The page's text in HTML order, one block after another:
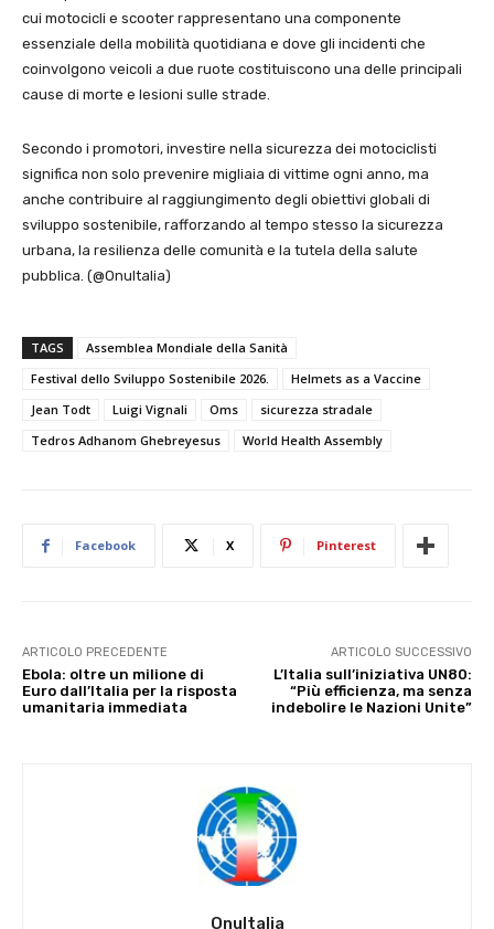
cui motocicli e scooter rappresentano una componente
essenziale della mobilità quotidiana e dove gli incidenti che
coinvolgono veicoli a due ruote costituiscono una delle principali
cause di morte e lesioni sulle strade.
Secondo i promotori, investire nella sicurezza dei motociclisti
significa non solo prevenire migliaia di vittime ogni anno, ma
anche contribuire al raggiungimento degli obiettivi globali di
sviluppo sostenibile, rafforzando al tempo stesso la sicurezza
urbana, la resilienza delle comunità e la tutela della salute
pubblica. (@OnuItalia)
TAGS
Assemblea Mondiale della Sanità
Festival dello Sviluppo Sostenibile 2026.
Helmets as a Vaccine
Jean Todt
Luigi Vignali Oms
sicurezza stradale
Tedros Adhanom Ghebreyesus
World Health Assembly
Facebook X Pinterest
ARTICOLO PRECEDENTE
Ebola: oltre un milione di
Euro dall’Italia per la risposta
umanitaria immediata
ARTICOLO SUCCESSIVO
L’Italia sull’iniziativa UN80:
“Più efficienza, ma senza
indebolire le Nazioni Unite”
OnuItalia